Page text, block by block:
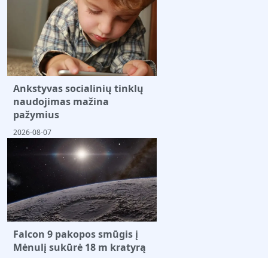
Ankstyvas socialinių tinklų
naudojimas mažina
pažymius
2026-08-07
Falcon 9 pakopos smūgis į
Mėnulį sukūrė 18 m kratyrą